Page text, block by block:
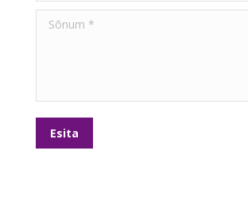
Sõnum *
Esita